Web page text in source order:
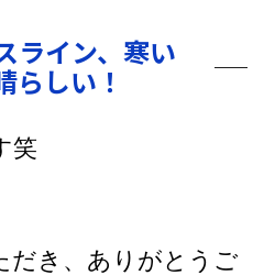
ライン、寒い
らしい！
笑
だき、ありがとうご